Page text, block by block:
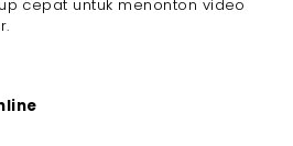
cepat untuk menonton video